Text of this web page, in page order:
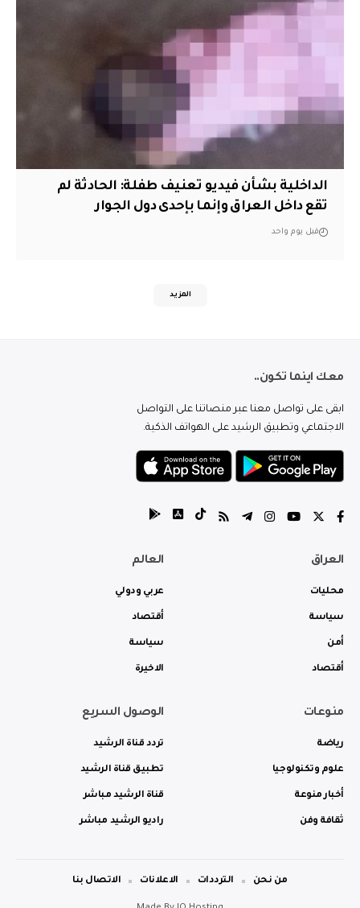
الداخلية بشأن فيديو تعنيف طفلة: الحادثة لم
تقع داخل العراق وإنما بإحدى دول الجوار
قبل يوم واحد
المزيد
معك اينما تكون..
ابقى على تواصل معنا عبر منصاتنا على التواصل
الاجتماعي وتطبيق الرشيد على الهواتف الذكية.
العراق
محليات
سياسة
أمن
أقتصاد
العالم
عربي ودولي
أقتصاد
سياسة
الاخيرة
منوعات
رياضة
علوم وتكنولوجيا
أخبار منوعة
ثقافة وفن
الوصول السريع
تردد قناة الرشيد
تطبيق قناة الرشيد
قناة الرشيد مباشر
راديو الرشيد مباشر
من نحن الترددات الاعلانات الاتصال بنا